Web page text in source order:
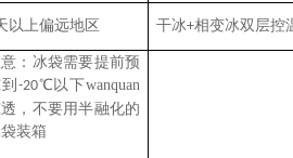
以上偏远地区 干冰+相变冰双层控
：冰袋需要提前预
-20℃以下wanquan
，不要用半融化的
装箱